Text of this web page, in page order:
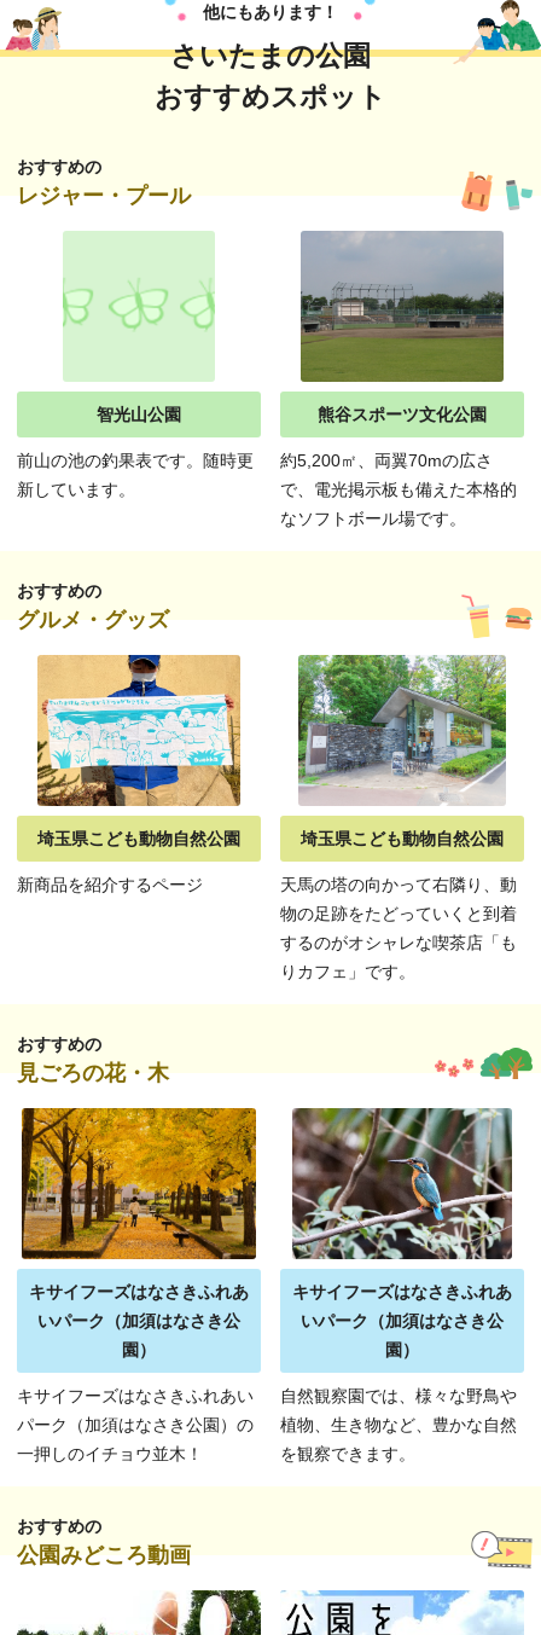
他にもあります！
さいたまの公園
おすすめスポット
おすすめの
レジャー・プール
智光山公園
前山の池の釣果表です。随時更
新しています。
熊谷スポーツ文化公園
約5,200㎡、両翼70mの広さ
で、電光掲示板も備えた本格的
なソフトボール場です。
おすすめの
グルメ・グッズ
埼玉県こども動物自然公園
新商品を紹介するページ
埼玉県こども動物自然公園
天馬の塔の向かって右隣り、動
物の足跡をたどっていくと到着
するのがオシャレな喫茶店「も
りカフェ」です。
おすすめの
見ごろの花・木
キサイフーズはなさきふれあ
いパーク（加須はなさき公
園）
キサイフーズはなさきふれあい
パーク（加須はなさき公園）の
一押しのイチョウ並木！
キサイフーズはなさきふれあ
いパーク（加須はなさき公
園）
自然観察園では、様々な野鳥や
植物、生き物など、豊かな自然
を観察できます。
おすすめの
公園みどころ動画